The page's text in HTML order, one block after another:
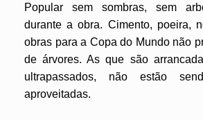
Popular sem sombras, sem
durante a obra. Cimento, poeira,
obras para a Copa do Mundo não
de árvores. As que são
ultrapassados, não estão
aproveitadas.